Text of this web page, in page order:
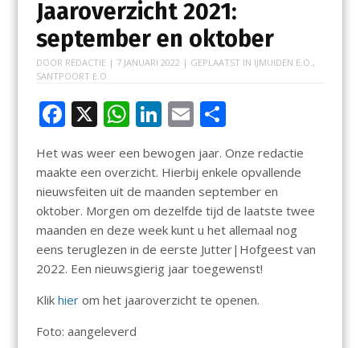
Jaaroverzicht 2021:
september en oktober
DOOR REDACTIE | 7 JANUARI 2022 | GEPLAATST IN IJMUIDEN E.O. ,
SANTPOORT E.O.
F
e
b
o
o
k
X W
h
at
s
A
p
p
Li
k
e
dI
n
E
ai
l
D
e
n
Het was weer een bewogen jaar. Onze redactie
maakte een overzicht. Hierbij enkele opvallende
nieuwsfeiten uit de maanden september en
oktober. Morgen om dezelfde tijd de laatste twee
maanden en deze week kunt u het allemaal nog
eens teruglezen in de eerste Jutter|Hofgeest van
2022. Een nieuwsgierig jaar toegewenst!
Klikhierom het jaaroverzicht te openen.
Foto: aangeleverd